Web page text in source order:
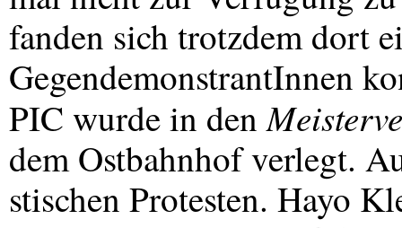
fanden sich trotzdem dort
GegendemonstrantInnen
PIC wurde in den
dem Ostbahnhof verlegt.
stischen Protesten. Hayo